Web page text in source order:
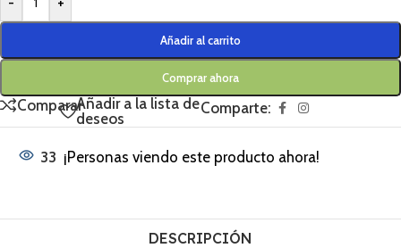
Añadir al carrito
Comprar ahora
CompararAñadir a la lista de
deseos
Comparte:
33 ¡Personas viendo este producto ahora!
DESCRIPCIÓN